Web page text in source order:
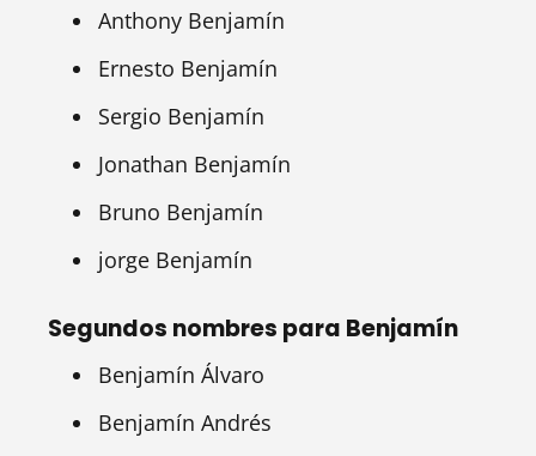
Anthony Benjamín
Ernesto Benjamín
Sergio Benjamín
Jonathan Benjamín
Bruno Benjamín
jorge Benjamín
Segundos nombres para Benjamín
Benjamín Álvaro
Benjamín Andrés